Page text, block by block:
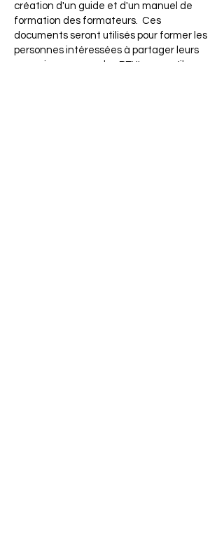
création d'un guide et d'un manuel de
formation des formateurs. Ces
documents seront utilisés pour former les
personnes intéressées à partager leurs
connaissances sur les PFNL - ce qu'ils